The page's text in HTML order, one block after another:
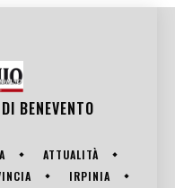
BENEVENTO
ATTUALITÀ
IRPINIA